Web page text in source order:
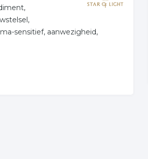
sensitief, aanwezigheid,